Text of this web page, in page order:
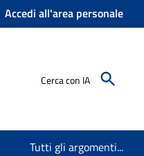
Accedi all'area personale
Cerca con IA
Tutti gli argomenti...